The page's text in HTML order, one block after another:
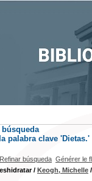
búsqueda
palabra clave 'Dietas.'
Refinar búsqueda Générer le
/ Keogh, Michelle